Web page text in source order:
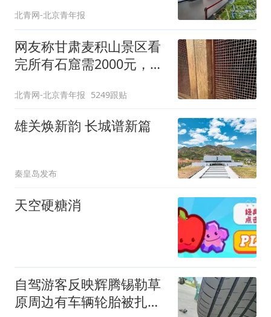
北青网-北京青年报
网友称甘肃麦积山景区看
完所有石窟需2000元，景
护，游客可按需买
北青网-北京青年报 5249跟贴
雄关焕新韵 长城谱新篇
秦皇岛发布
天空硬糖消
自驾游客反映辉腾锡勒草
原周边有车辆轮胎被扎，